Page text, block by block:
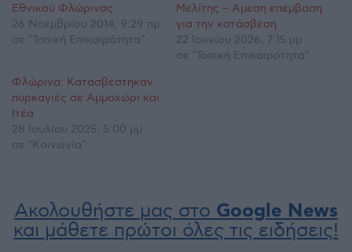
Εθνικού Φλώρινας
26 Νοεμβρίου 2014, 9:29 πμ
σε "Τοπική Επικαιρότητα"
Μελίτης – Άμεση επέμβαση
για την κατάσβεση
22 Ιουνίου 2026, 7:15 μμ
σε "Τοπική Επικαιρότητα"
Φλώρινα: Κατασβέστηκαν
πυρκαγιές σε Αμμοχώρι και
Ιτέα
28 Ιουλίου 2025, 5:00 μμ
σε "Κοινωνία"
Ακολουθήστε μας στο Google News
και μάθετε πρώτοι όλες τις ειδήσεις!